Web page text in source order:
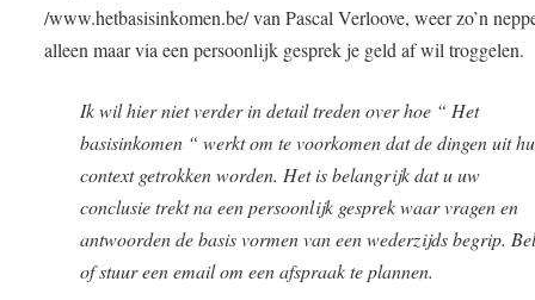
/www.hetbasisinkomen.be/ van Pascal Verloove, weer zo’n
alleen maar via een persoonlijk gesprek je geld af wil troggelen.
Ik wil hier niet verder in detail treden over hoe “ Het
basisinkomen “ werkt om te voorkomen dat de dingen uit
context getrokken worden. Het is belangrijk dat u uw
conclusie trekt na een persoonlijk gesprek waar vragen en
antwoorden de basis vormen van een wederzijds begrip.
of stuur een email om een afspraak te plannen.